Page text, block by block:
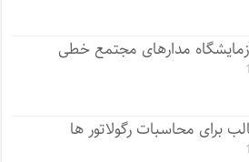
مدارهای مجتمع خطی
برای محاسبات رگولاتور ها